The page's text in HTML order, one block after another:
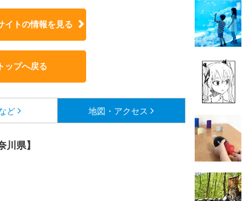
イトの情報を見る
ップへ戻る
ど 地図・アクセス
県】